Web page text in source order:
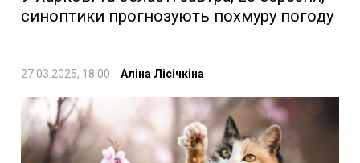
синоптики прогнозують похмуру погоду
27.03.2025, 18:00 Аліна Лісічкіна